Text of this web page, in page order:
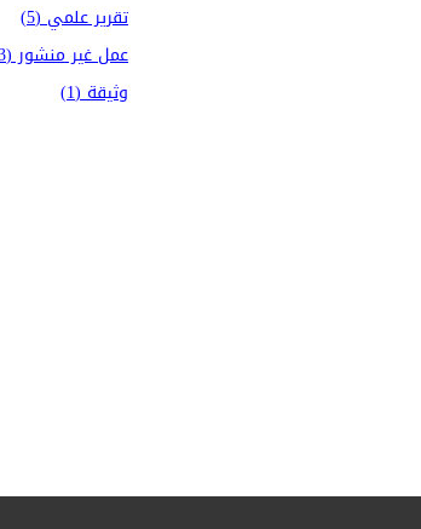
تقرير علمي (5)
عمل غير منشور (3)
وثيقة (1)